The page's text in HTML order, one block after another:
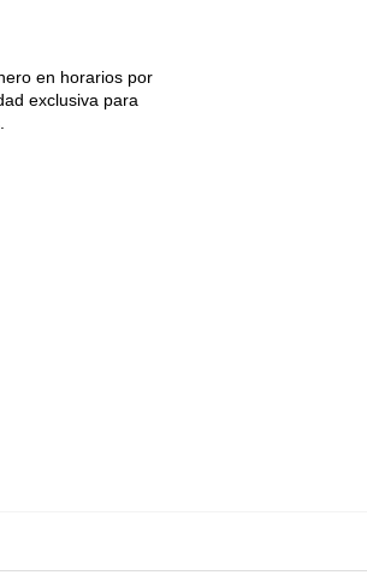
en horarios por
exclusiva para
- Calle de la Reina, 9 28004 Madrid -